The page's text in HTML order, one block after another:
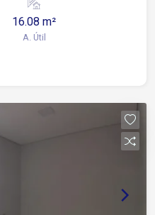
Aguirre e à Avenida
Sorocaba e
ou diversos tipos
empresa em uma
16.08 m²
A. Útil